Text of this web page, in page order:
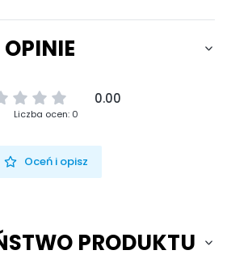
OPINIE
0.00
Liczba ocen: 0
Oceń i opisz
PRODUKTU